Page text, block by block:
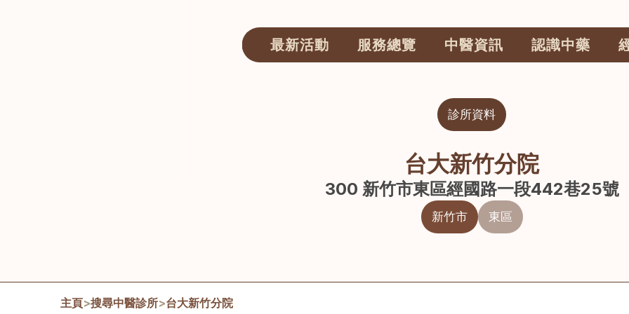
最新活動 服務總覽 中醫資訊 認識中藥
診所資料
台大新竹分院
300 新竹市東區經國路一段442巷25號
新竹市 東區
主頁>搜尋中醫診所>台大新竹分院